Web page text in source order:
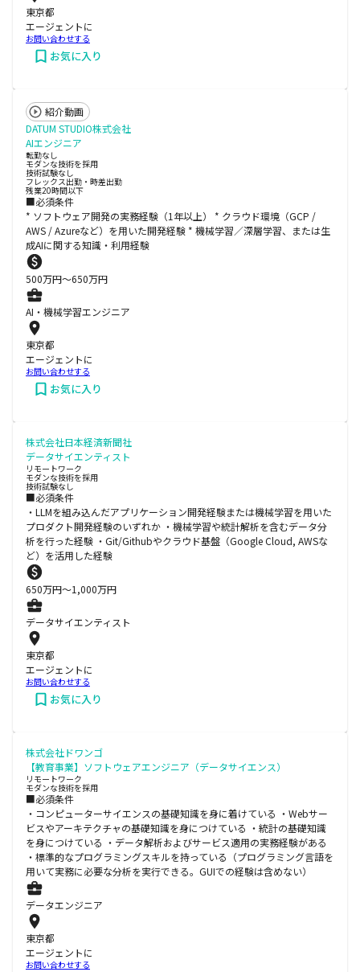
東京都
エージェントに
お問い合わせする
お気に入り
紹介動画
DATUM STUDIO株式会社
AIエンジニア
転勤なし
モダンな技術を採用
技術試験なし
フレックス出勤・時差出勤
残業20時間以下
■必須条件
* ソフトウェア開発の実務経験（1年以上） * クラウド環境（GCP /
AWS / Azureなど）を用いた開発経験 * 機械学習／深層学習、または生
成AIに関する知識・利用経験
500万円〜650万円
AI・機械学習エンジニア
東京都
エージェントに
お問い合わせする
お気に入り
株式会社日本経済新聞社
データサイエンティスト
リモートワーク
モダンな技術を採用
技術試験なし
■必須条件
・LLMを組み込んだアプリケーション開発経験または機械学習を用いた
プロダクト開発経験のいずれか ・機械学習や統計解析を含むデータ分
析を行った経験 ・Git/Githubやクラウド基盤（Google Cloud, AWSな
ど）を活用した経験
650万円〜1,000万円
データサイエンティスト
東京都
エージェントに
お問い合わせする
お気に入り
株式会社ドワンゴ
【教育事業】ソフトウェアエンジニア（データサイエンス）
リモートワーク
モダンな技術を採用
■必須条件
・コンピューターサイエンスの基礎知識を身に着けている ・Webサー
ビスやアーキテクチャの基礎知識を身につけている ・統計の基礎知識
を身につけている ・データ解析およびサービス適用の実務経験がある
・標準的なプログラミングスキルを持っている（プログラミング言語を
用いて実務に必要な分析を実行できる。GUIでの経験は含めない）
データエンジニア
東京都
エージェントに
お問い合わせする